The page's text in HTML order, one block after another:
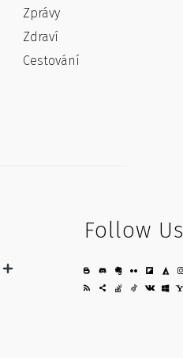
Zprávy
Zdraví
Cestování
Follow Us